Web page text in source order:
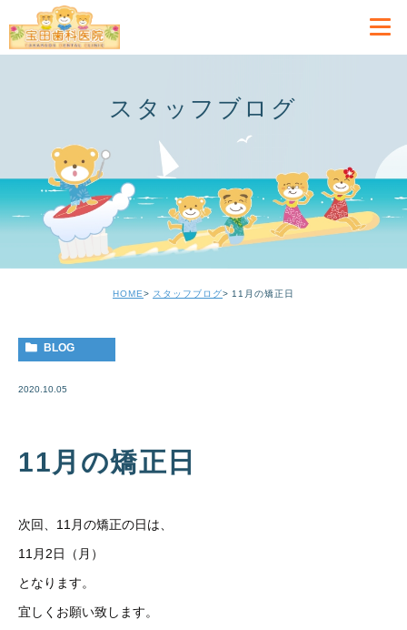
スタッフブログ
HOME スタッフブログ 11月の矯正日
BLOG
2020.10.05
11月の矯正日
次回、11月の矯正の日は、
11月2日（月）
となります。
宜しくお願い致します。